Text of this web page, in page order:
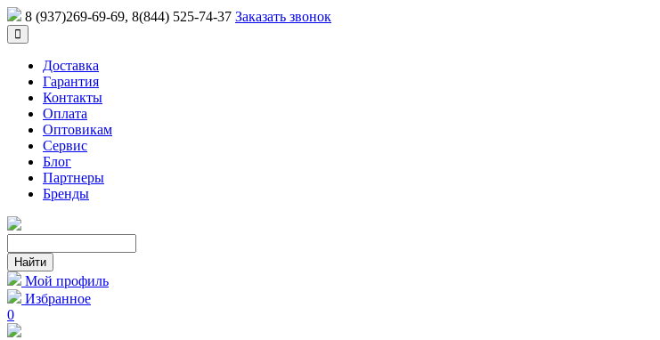
8 (937)269-69-69, 8(844) 525-74-37 Заказать звонок
Доставка
Гарантия
Контакты
Оплата
Оптовикам
Сервис
Блог
Партнеры
Бренды
Мой профиль
Избранное
0